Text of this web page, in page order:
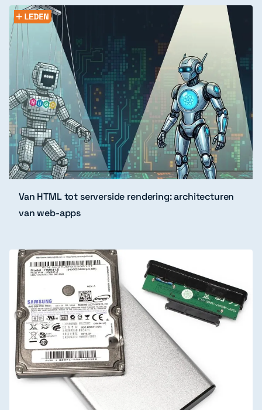
Van HTML tot serverside rendering: architecturen
van web-apps